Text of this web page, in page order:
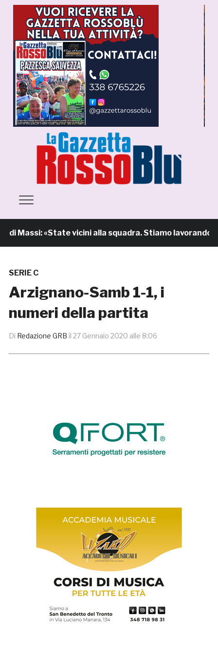
Massi: «State vicini alla squadra. Stiamo lavorando per
SERIE C
Arzignano-Samb 1-1, i
numeri della partita
Di Redazione GRB il 27 Gennaio 2020 alle 8:06